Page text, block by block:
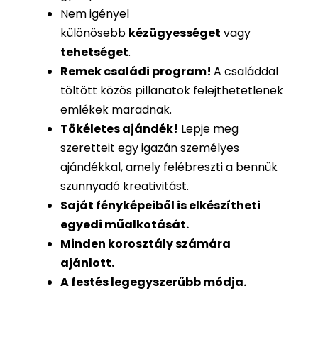
Nem igényel
különösebb kézügyességet vagy
tehetséget.
Remek családi program! A családdal
töltött közös pillanatok felejthetetlenek
emlékek maradnak.
Tökéletes ajándék! Lepje meg
szeretteit egy igazán személyes
ajándékkal, amely felébreszti a bennük
szunnyadó kreativitást.
Saját fényképeiből iselkészítheti
egyedi műalkotását.
Minden korosztály számára
ajánlott.
A festés legegyszerűbb módja.